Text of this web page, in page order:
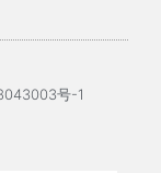
号-1